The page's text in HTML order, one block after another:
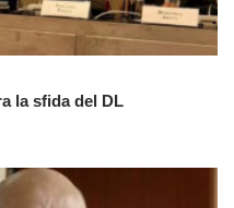
la sfida del DL